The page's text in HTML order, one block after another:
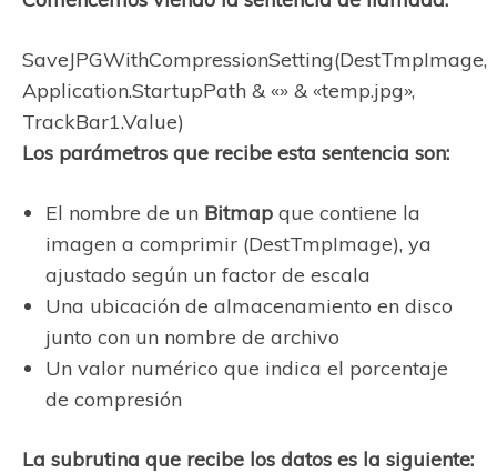
SaveJPGWithCompressionSetting(DestTmpImage,
Application.StartupPath & «» & «temp.jpg»,
TrackBar1.Value)
Los parámetros que recibe esta sentencia son:
El nombre de un Bitmap que contiene la
imagen a comprimir (DestTmpImage), ya
ajustado según un factor de escala
Una ubicación de almacenamiento en disco
junto con un nombre de archivo
Un valor numérico que indica el porcentaje
de compresión
La subrutina que recibe los datos es la siguiente: